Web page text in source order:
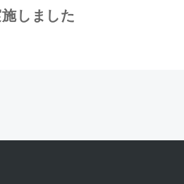
しました